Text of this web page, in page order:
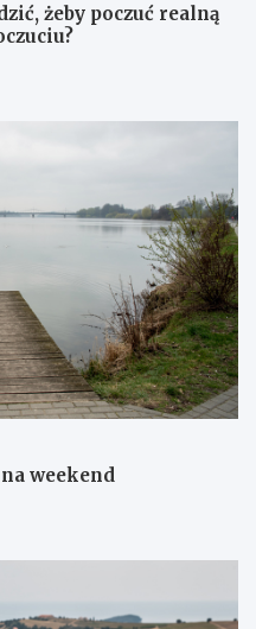
żeby poczuć realną
weekend